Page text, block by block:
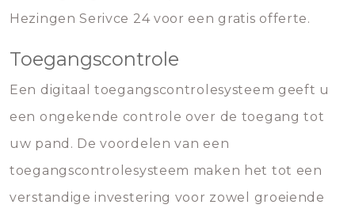
Hezingen Serivce 24 voor een gratis offerte.
Toegangscontrole
Een digitaal toegangscontrolesysteem geeft u
een ongekende controle over de toegang tot
uw pand. De voordelen van een
toegangscontrolesysteem maken het tot een
verstandige investering voor zowel groeiende